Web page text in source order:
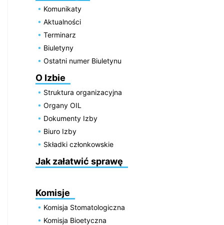
Komunikaty
Aktualności
Terminarz
Biuletyny
Ostatni numer Biuletynu
O Izbie
Struktura organizacyjna
Organy OIL
Dokumenty Izby
Biuro Izby
Składki członkowskie
Jak załatwić sprawę
Komisje
Komisja Stomatologiczna
Komisja Bioetyczna